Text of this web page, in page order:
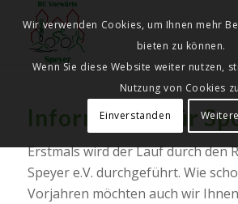
Information für
Erstmals wird der Lauf durch den
Speyer e.V. durchgeführt. Wie
Vorjahren möchten auch wir
Wir verwenden Cookies, um Ihnen mehr
bieten zu können.
Wenn Sie diese Website weiter nutzen,
Nutzung von Cookies
Einverstanden